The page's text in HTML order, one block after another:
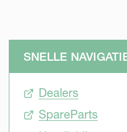
SNELLE
Dealers
SpareParts